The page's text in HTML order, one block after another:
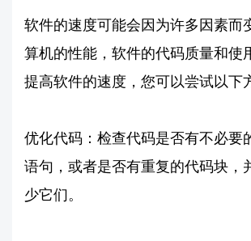
软件的速度可能会因为许多因素而
算机的性能，软件的代码质量和使
提高软件的速度，您可以尝试以下
优化代码：检查代码是否有不必要
语句，或者是否有重复的代码块，
少它们。